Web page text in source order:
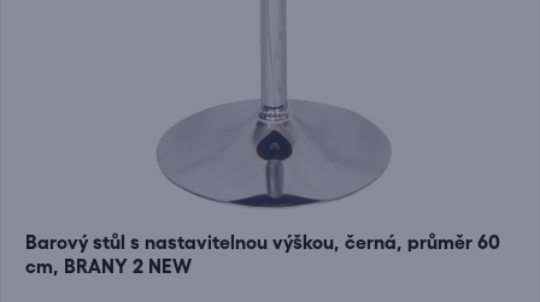
Barový stůl s nastavitelnou výškou, černá, průměr 60
cm, BRANY 2 NEW